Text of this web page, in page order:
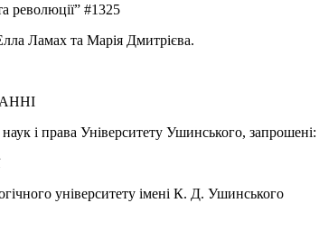
революції” #1325
Ламах та Марія Дмитрієва.
і права Університету Ушинського, запрошені:
університету імені К. Д. Ушинського